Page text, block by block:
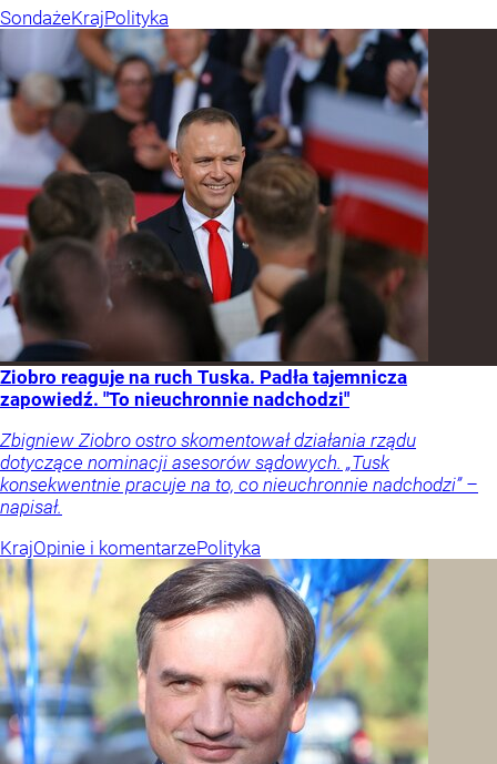
SondażeKrajPolityka
Ziobro reaguje na ruch Tuska. Padła tajemnicza
zapowiedź. "To nieuchronnie nadchodzi"
Zbigniew Ziobro ostro skomentował działania rządu
dotyczące nominacji asesorów sądowych. „Tusk
konsekwentnie pracuje na to, co nieuchronnie nadchodzi” –
napisał.
KrajOpinie i komentarzePolityka